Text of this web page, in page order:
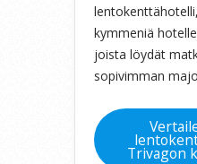
kymmeniä
joista löydät
sopivimman
Trivagon